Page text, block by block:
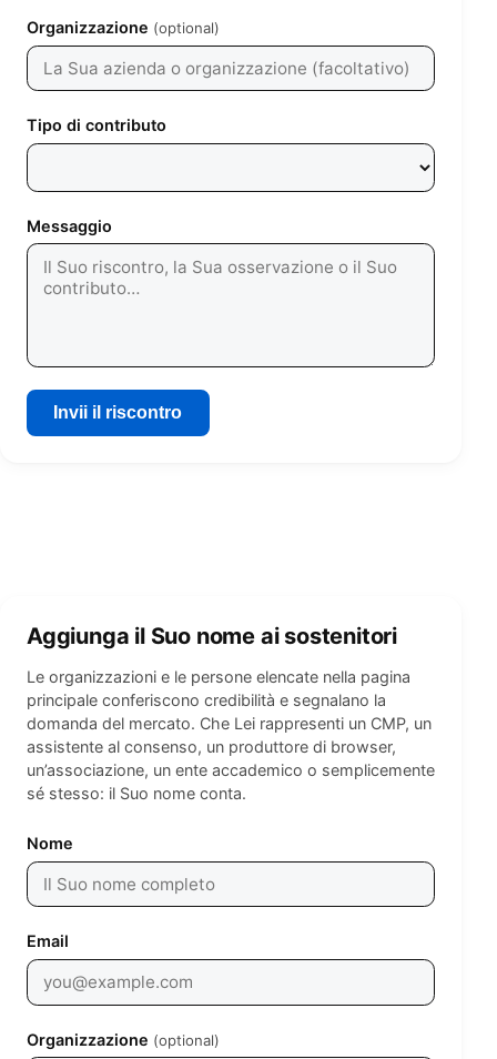
Organizzazione (optional)
Tipo di contributo
Messaggio
Invii il riscontro
Aggiunga il Suo nome ai sostenitori
Le organizzazioni e le persone elencate nella pagina
principale conferiscono credibilità e segnalano la
domanda del mercato. Che Lei rappresenti un CMP, un
assistente al consenso, un produttore di browser,
un’associazione, un ente accademico o semplicemente
sé stesso: il Suo nome conta.
Leave empty
Nome
Email
Organizzazione (optional)